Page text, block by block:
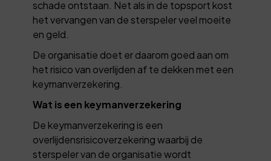
schade ontstaan. Net als in de topsport kost
het vervangen van de sterspeler veel moeite
en geld.
De organisatie doet er daarom goed aan om
het risico van overlijden af te dekken met een
keymanverzekering.
Wat is een keymanverzekering
De keymanverzekering is een
overlijdensrisicoverzekering waarbij de
sterspeler van de organisatie wordt